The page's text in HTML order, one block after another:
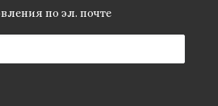
по эл. почте